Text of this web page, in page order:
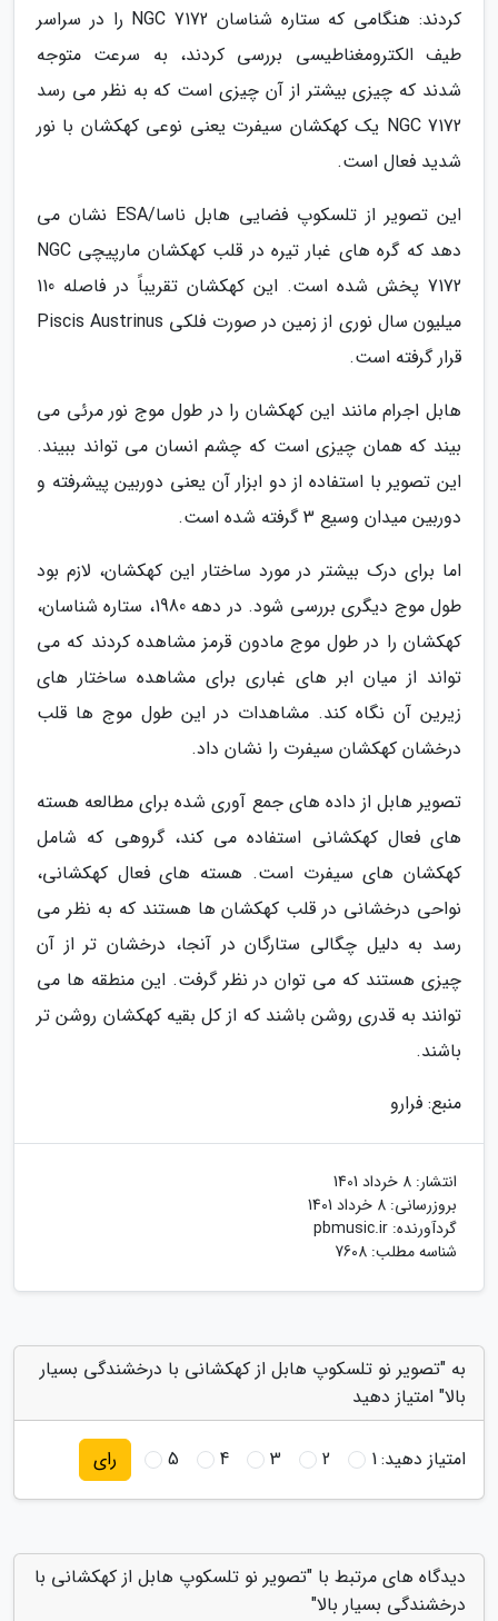
کردند: هنگامی که ستاره شناسان NGC 7172 را در سراسر
طیف الکترومغناطیسی بررسی کردند، به سرعت متوجه
شدند که چیزی بیشتر از آن چیزی است که به نظر می رسد
NGC 7172 یک کهکشان سیفرت یعنی نوعی کهکشان با نور
شدید فعال است.
این تصویر از تلسکوپ فضایی هابل ناسا/ESA نشان می
دهد که گره های غبار تیره در قلب کهکشان مارپیچی NGC
7172 پخش شده است. این کهکشان تقریباً در فاصله 110
میلیون سال نوری از زمین در صورت فلکی Piscis Austrinus
قرار گرفته است.
هابل اجرام مانند این کهکشان را در طول موج نور مرئی می
بیند که همان چیزی است که چشم انسان می تواند ببیند.
این تصویر با استفاده از دو ابزار آن یعنی دوربین پیشرفته و
دوربین میدان وسیع 3 گرفته شده است.
اما برای درک بیشتر در مورد ساختار این کهکشان، لازم بود
طول موج دیگری بررسی شود. در دهه 1980، ستاره شناسان،
کهکشان را در طول موج مادون قرمز مشاهده کردند که می
تواند از میان ابر های غباری برای مشاهده ساختار های
زیرین آن نگاه کند. مشاهدات در این طول موج ها قلب
درخشان کهکشان سیفرت را نشان داد.
تصویر هابل از داده های جمع آوری شده برای مطالعه هسته
های فعال کهکشانی استفاده می کند، گروهی که شامل
کهکشان های سیفرت است. هسته های فعال کهکشانی،
نواحی درخشانی در قلب کهکشان ها هستند که به نظر می
رسد به دلیل چگالی ستارگان در آنجا، درخشان تر از آن
چیزی هستند که می توان در نظر گرفت. این منطقه ها می
توانند به قدری روشن باشند که از کل بقیه کهکشان روشن تر
باشند.
منبع: فرارو
انتشار: 8 خرداد 1401
بروزرسانی: 8 خرداد 1401
گردآورنده: pbmusic.ir
شناسه مطلب: 7608
به "تصویر نو تلسکوپ هابل از کهکشانی با درخشندگی بسیار
بالا" امتیاز دهید
امتیاز دهید:1
2
3
4
5 رای
دیدگاه های مرتبط با "تصویر نو تلسکوپ هابل از کهکشانی با
درخشندگی بسیار بالا"